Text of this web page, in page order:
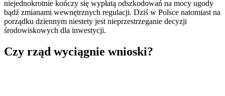
niejednokrotnie kończy się wypłatą odszkodowań na mocy ugody
bądź zmianami wewnętrznych regulacji. Dziś w Polsce natomiast na
porządku dziennym niestety jest nieprzestrzeganie decyzji
środowiskowych dla inwestycji.
Czy rząd wyciągnie wnioski?